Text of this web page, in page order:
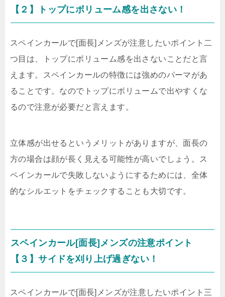
【２】トップにボリューム感を出さない！
スペインカールで[面長]メンズが注意したいポイント二
つ目は、トップにボリューム感を出さないことだと言
えます。スペインカールの特徴には強めのパーマがあ
ることです。なのでトップにボリュームで出やすくな
るので注意が必要だと言えます。
立体感が出せるというメリットがありますが、面長の
方の場合は顔が長く見える可能性が高いでしょう。ス
ペインカールで失敗しないようにするためには、全体
的なシルエットをチェックすることも大切です。
スペインカール[面長]メンズの注意ポイント
【３】サイドを刈り上げ過ぎない！
スペインカールで[面長]メンズが注意したいポイント三